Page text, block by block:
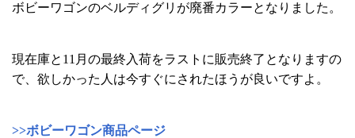
ボビーワゴンのベルディグリが廃番カラーとなりました。
現在庫と11月の最終入荷をラストに販売終了となりますの
で、欲しかった人は今すぐにされたほうが良いですよ。
>>ボビーワゴン商品ページ